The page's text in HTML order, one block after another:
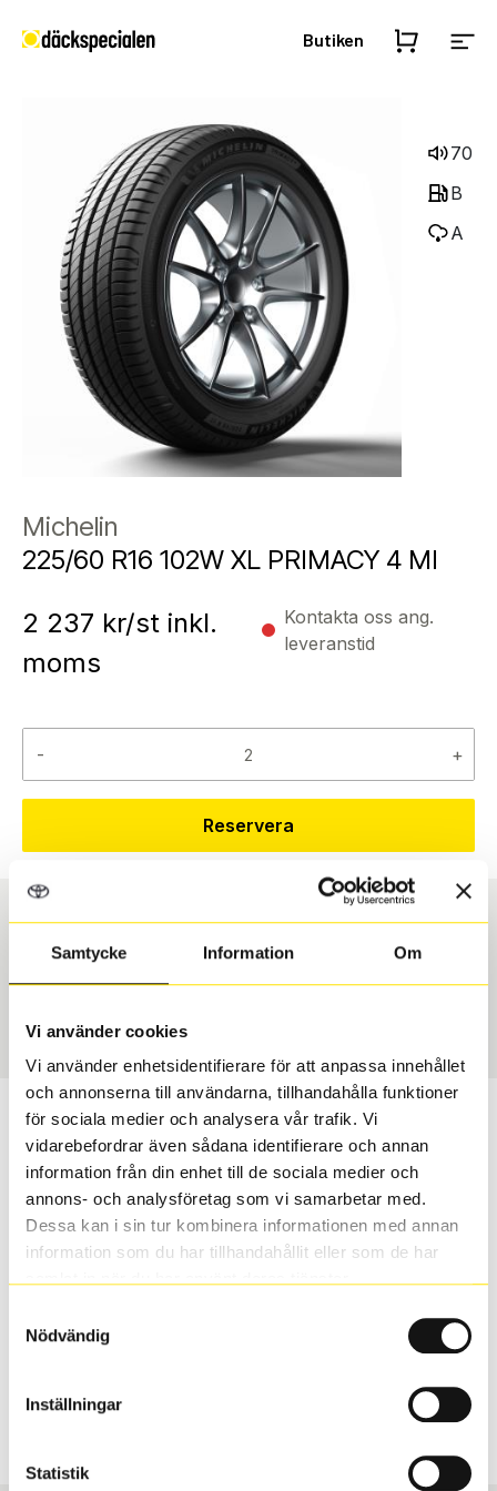
Samtycke Information Om
Vi använder cookies
Vi använder enhetsidentifierare för att anpassa innehållet
och annonserna till användarna, tillhandahålla funktioner
för sociala medier och analysera vår trafik. Vi
vidarebefordrar även sådana identifierare och annan
information från din enhet till de sociala medier och
annons- och analysföretag som vi samarbetar med.
Dessa kan i sin tur kombinera informationen med annan
information som du har tillhandahållit eller som de har
Nödvändig
Inställningar
Statistik
Butiken
70
B
A
Michelin
225/60 R16 102W XL PRIMACY 4 MI
2 237 kr/st inkl.
moms
Kontakta oss ang.
leveranstid
- +
Reservera
Däcktyp Däckstorlek
1596
Passar detta däck min bil?
Ange registreringsnummer för att se om det däck du
valt passar din bilmodell. Om du köper däck som skall
sättas på dina befintliga fälgar, se till att kolla en extra
gång så att däck och fälg har samma dimensioner.
Ibland kan fälgen ha bytts ut under årens lopp och
fabrik.
S Sök